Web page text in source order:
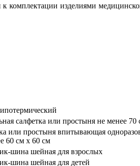
изделиями
салфетка или простыня не менее 70
или простыня впитывающая
60 см x 60 см
шина шейная для взрослых
шина шейная для детей